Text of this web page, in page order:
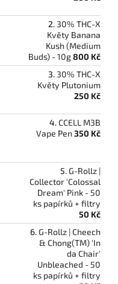
30% THC-X
Květy Banana
Kush (Medium
Buds) - 10g800 Kč
30% THC-X
Květy Plutonium
250 Kč
CCELL M3B
Vape Pen350 Kč
G-Rollz |
Collector 'Colossal
Dream' Pink - 50
ks papírků + filtry
50 Kč
G-Rollz | Cheech
& Chong(TM) 'In
da Chair'
Unbleached - 50
ks papírků + filtry